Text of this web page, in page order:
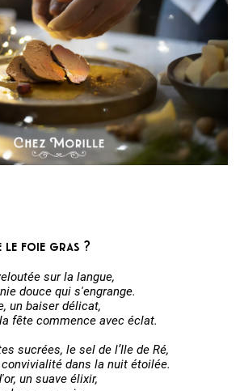
le foie gras ?
sur la langue,
douce qui s'engrange.
un baiser délicat,
fête commence avec éclat.
sucrées, le sel de l’Ile de Ré,
dans la nuit étoilée.
un suave élixir,